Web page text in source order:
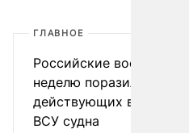
ГЛАВНОЕ
Российские военные за
неделю поразили 34
действующих в
ВСУ судна